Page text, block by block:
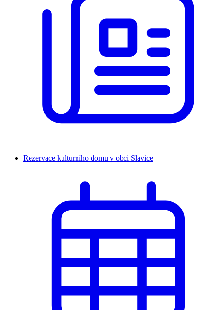
Rezervace kulturního domu v obci Slavice